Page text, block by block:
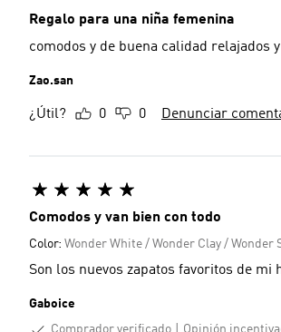
Regalo para una niña femenina
comodos y de buena calidad relajados
Zao.san
¿Útil? 0 0 Denunciar
Comodos y van bien con todo
Color: Wonder White / Wonder Clay / Wonder
Son los nuevos zapatos favoritos de mi
Gaboice
Comprador verificado